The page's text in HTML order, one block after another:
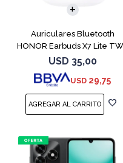
Auriculares Bluetooth
HONOR Earbuds X7 Lite
White
USD 35,00
USD 29,75